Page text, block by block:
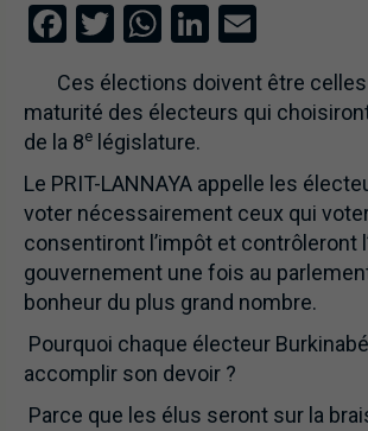
Facebook
Twitter
WhatsApp
LinkedIn
Ces élections doivent être celles
maturité des électeurs qui
de la 8e législature.
Le PRIT-LANNAYA appelle les
voter nécessairement ceux qui
consentiront l’impôt et contrôleront
gouvernement une fois au
bonheur du plus grand nombre.
Pourquoi chaque électeur
accomplir son devoir ?
Parce que les élus seront sur la